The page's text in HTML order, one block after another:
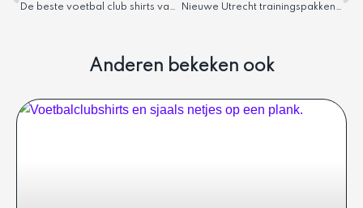
De beste voetbal club shirts van 2022-2023 Nieuwe Utrecht trainingspakken voor seizoen 23-24
Anderen bekeken ook